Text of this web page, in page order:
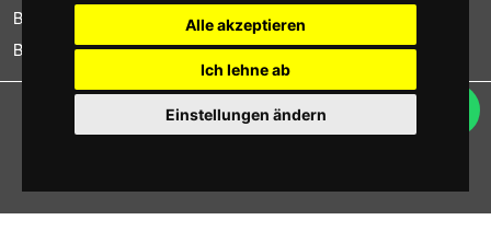
Alle akzeptieren
Ich lehne ab
Einstellungen ändern
Bewertungen auf Trovaprezzi
Bewertungen auf Google
Copyright © Fotocolombo Srl - Viale Verdi 95 - 23807 Merate (LC) - P. Iva
03298370135 - SDI: M5UXCR1